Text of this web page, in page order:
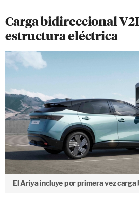
Carga bidireccional
estructura eléctrica
El Ariya incluye por primera vez